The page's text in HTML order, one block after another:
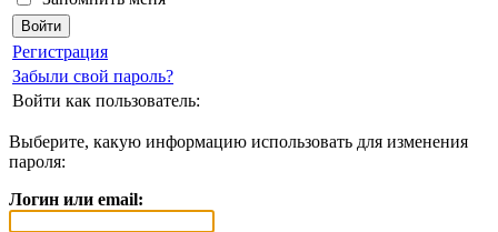
Регистрация
Забыли свой пароль?
Войти как пользователь:
Выберите, какую информацию использовать для изменения
пароля:
Логин или email: